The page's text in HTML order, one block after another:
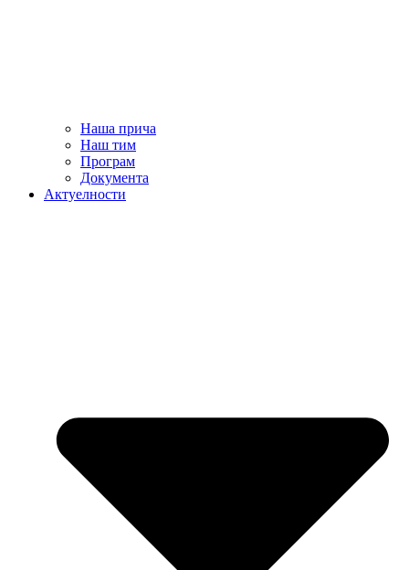
Наша прича
Наш тим
Програм
Документа
Актуелности